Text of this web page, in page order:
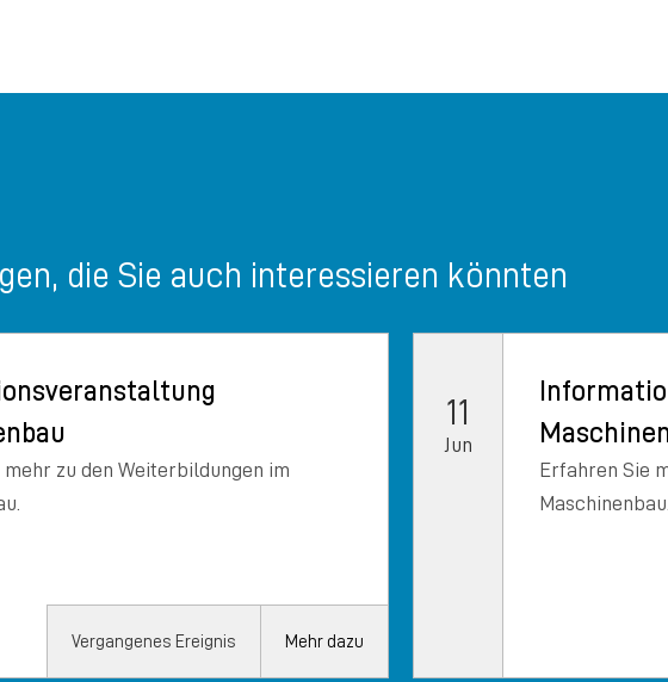
die Sie auch interessieren könnten
zu den Weiterbildungen im
Vergangenes Ereignis Mehr dazu
11
Jun
Erfahren Sie
Maschinenbau.